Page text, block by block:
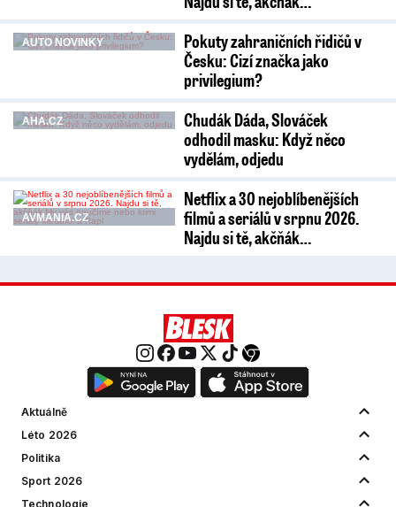
AUTO NOVINKY
Pokuty zahraničních řidičů v
Česku: Cizí značka jako
privilegium?
AHA.CZ
Chudák Dáda, Slováček
odhodil masku: Když něco
vydělám, odjedu
AVMANIA.CZ
Netflix a 30 nejoblíbenějších
filmů a seriálů v srpnu 2026.
Najdu si tě, akčňák…
Aktuálně
Léto 2026
Politika
Sport 2026
Technologie